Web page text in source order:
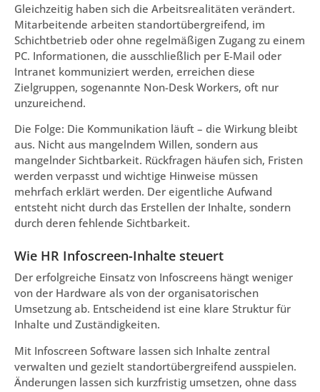
Gleichzeitig haben sich die Arbeitsrealitäten verändert.
Mitarbeitende arbeiten standortübergreifend, im
Schichtbetrieb oder ohne regelmäßigen Zugang zu einem
PC. Informationen, die ausschließlich per E-Mail oder
Intranet kommuniziert werden, erreichen diese
Zielgruppen, sogenannte Non-Desk Workers, oft nur
unzureichend.
Die Folge: Die Kommunikation läuft – die Wirkung bleibt
aus. Nicht aus mangelndem Willen, sondern aus
mangelnder Sichtbarkeit. Rückfragen häufen sich, Fristen
werden verpasst und wichtige Hinweise müssen
mehrfach erklärt werden. Der eigentliche Aufwand
entsteht nicht durch das Erstellen der Inhalte, sondern
durch deren fehlende Sichtbarkeit.
Wie HR Infoscreen-Inhalte steuert
Der erfolgreiche Einsatz von Infoscreens hängt weniger
von der Hardware als von der organisatorischen
Umsetzung ab. Entscheidend ist eine klare Struktur für
Inhalte und Zuständigkeiten.
Mit Infoscreen Software lassen sich Inhalte zentral
verwalten und gezielt standortübergreifend ausspielen.
Änderungen lassen sich kurzfristig umsetzen, ohne dass